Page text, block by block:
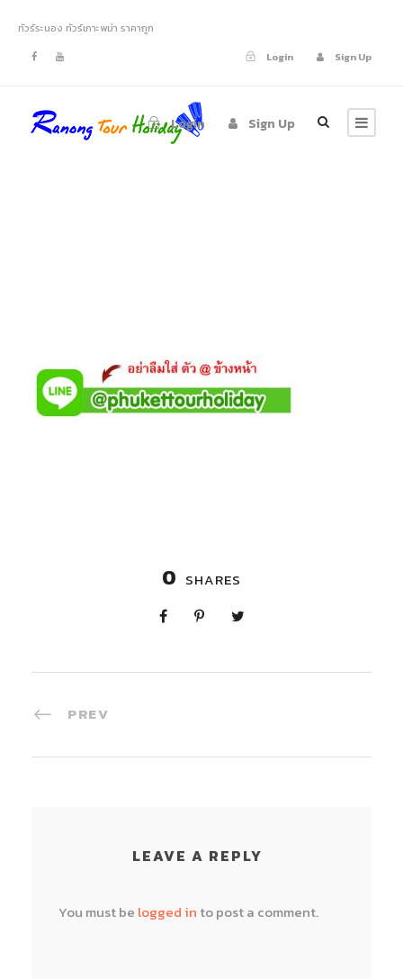
ทัวร์ระนอง ทัวร์เกาะพม่า ราคาถูก
Login
Sign Up
Login Sign Up
0 SHARES
PREV
LEAVE A REPLY
You must be logged in to post a comment.